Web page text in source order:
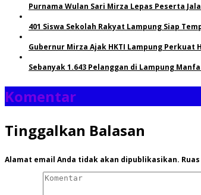
Purnama Wulan Sari Mirza Lepas Peserta
401 Siswa Sekolah Rakyat Lampung Siap
Gubernur Mirza Ajak HKTI Lampung
Sebanyak 1.643 Pelanggan di Lampung
Komentar
Tinggalkan Balasan
Alamat email Anda tidak akan dipublikasikan.